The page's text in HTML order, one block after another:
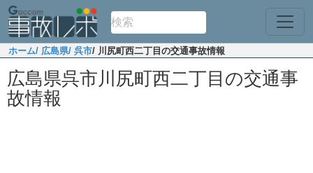
ホーム/ 広島県/ 呉市/ 川尻町西二丁目の交通事故情報
広島県呉市川尻町西二丁目の交通事
故情報